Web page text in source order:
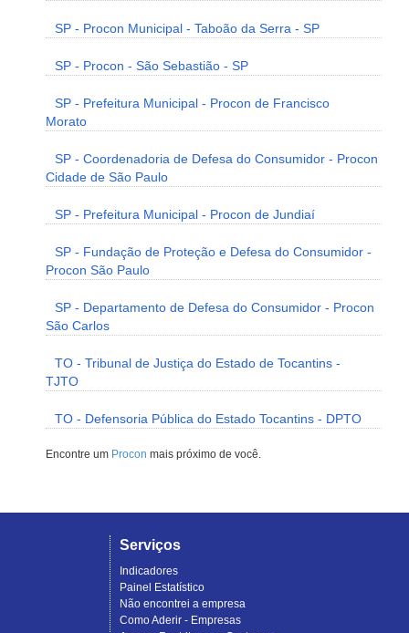
SP - Procon Municipal - Taboão da Serra - SP
SP - Procon - São Sebastião - SP
SP - Prefeitura Municipal - Procon de Francisco
Morato
SP - Coordenadoria de Defesa do Consumidor - Procon
Cidade de São Paulo
SP - Prefeitura Municipal - Procon de Jundiaí
SP - Fundação de Proteção e Defesa do Consumidor -
Procon São Paulo
SP - Departamento de Defesa do Consumidor - Procon
São Carlos
TO - Tribunal de Justiça do Estado de Tocantins -
TJTO
TO - Defensoria Pública do Estado Tocantins - DPTO
Encontre um Procon mais próximo de você.
Serviços
Indicadores
Painel Estatístico
Não encontrei a empresa
Como Aderir - Empresas